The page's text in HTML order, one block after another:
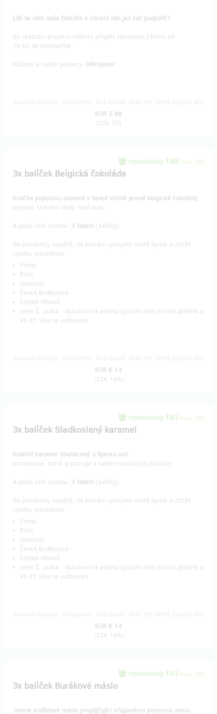
Líbí se vám naše filozofie a chcete nás jen tak podpořit?
Na realizaci projektu můžete přispět libovolnou čátkou od
70 Kč do nekonečna.
Vážíme si každé podpory. Děkujeme!
EUR 2.88
(CZK 70)
remaining 188 from 200
3x balíček Belgická čokoláda
Kulička popcornu obalená v tenké vrstvě jemné belgické čokolády.
Spojení, kterého nikdy není dost.
A pošlu vám rovnou 3 balení (3x55g).
Do poznámky napiště, na kterém výdejním místě byste si chtěli
zásilku vyzvednout:
Praha
Brno
Olomouc
České Budějovice
Frýdek-Místek
nebo Č. pošta - doručení na adresu (potom nám prosím pošlete o
85 Kč více na poštovné)
EUR 6.14
(CZK 149)
remaining 183 from 200
3x balíček Sladkoslaný karamel
Kvalitní karamel obohacený o špetku soli.
Kombinace, která si pohraje s vašimi chuťovými pohárky.
A pošlu vám rovnou 3 balení (3x55g).
Do poznámky napiště, na kterém výdejním místě byste si chtěli
zásilku vyzvednout:
Praha
Brno
Olomouc
České Budějovice
Frýdek-Místek
nebo Č. pošta - doručení na adresu (potom nám prosím pošlete o
85 Kč více na poštovné)
EUR 6.14
(CZK 149)
remaining 193 from 200
3x balíček Burákové máslo
Jemné arašídové máslo propůjčující křupavému popcornu plnou